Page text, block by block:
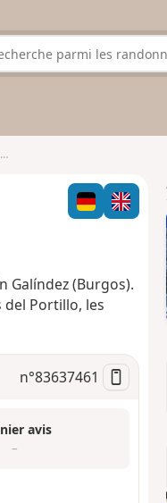
Galíndez (Burgos).
Portillo, les
n°83637461
avis
–